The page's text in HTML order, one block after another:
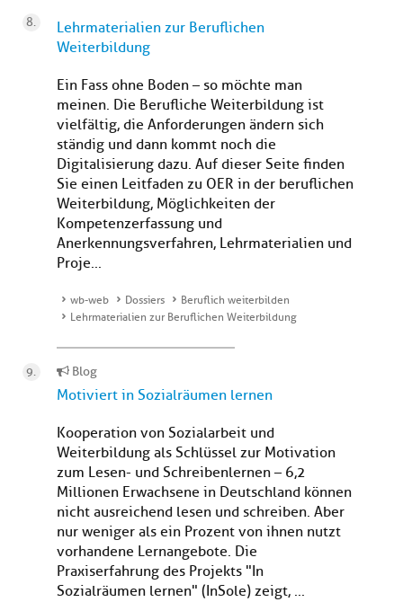
Lehrmaterialien zur Beruflichen
Weiterbildung
Ein Fass ohne Boden – so möchte man
meinen. Die Berufliche Weiterbildung ist
vielfältig, die Anforderungen ändern sich
ständig und dann kommt noch die
Digitalisierung dazu. Auf dieser Seite finden
Sie einen Leitfaden zu OER in der beruflichen
Weiterbildung, Möglichkeiten der
Kompetenzerfassung und
Anerkennungsverfahren, Lehrmaterialien und
Proje...
wb-web Dossiers
Beruflich weiterbilden
Lehrmaterialien zur Beruflichen Weiterbildung
Blog
Motiviert in Sozialräumen lernen
Kooperation von Sozialarbeit und
Weiterbildung als Schlüssel zur Motivation
zum Lesen- und Schreibenlernen – 6,2
Millionen Erwachsene in Deutschland können
nicht ausreichend lesen und schreiben. Aber
nur weniger als ein Prozent von ihnen nutzt
vorhandene Lernangebote. Die
Praxiserfahrung des Projekts "In
Sozialräumen lernen" (InSole) zeigt, ...